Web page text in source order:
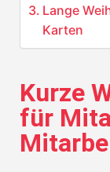
Lange
Karten
Kurze
für